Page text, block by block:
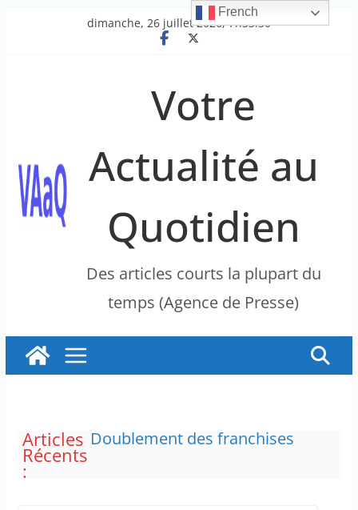
dimanche, 26 juillet 2026, 7h33:30
Votre
Actualité au
Quotidien
Des articles courts la plupart du
temps (Agence de Presse)
Articles
Récents
:
Doublement des franchises
French